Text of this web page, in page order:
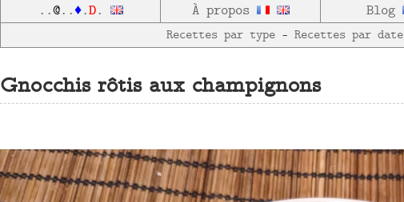
..@..♦.D. À propos Blog
Recettes par type — Recettes par date
Gnocchis rôtis aux champignons